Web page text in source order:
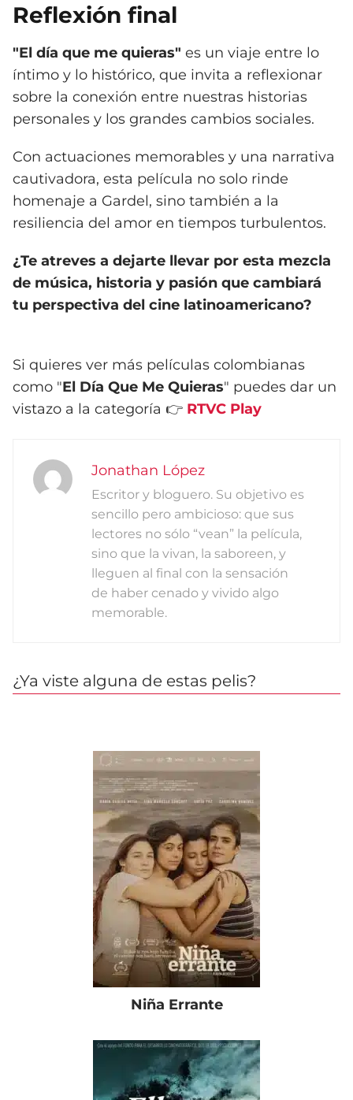
Reflexión final
"El día que me quieras" es un viaje entre lo
íntimo y lo histórico, que invita a reflexionar
sobre la conexión entre nuestras historias
personales y los grandes cambios sociales.
Con actuaciones memorables y una narrativa
cautivadora, esta película no solo rinde
homenaje a Gardel, sino también a la
resiliencia del amor en tiempos turbulentos.
¿Te atreves a dejarte llevar por esta mezcla
de música, historia y pasión que cambiará
tu perspectiva del cine latinoamericano?
Si quieres ver más películas colombianas
como "El Día Que Me Quieras" puedes dar un
vistazo a la categoría 👉 RTVC Play
Jonathan López
Escritor y bloguero. Su objetivo es
sencillo pero ambicioso: que sus
lectores no sólo “vean” la película,
sino que la vivan, la saboreen, y
lleguen al final con la sensación
de haber cenado y vivido algo
memorable.
¿Ya viste alguna de estas pelis?
Niña Errante